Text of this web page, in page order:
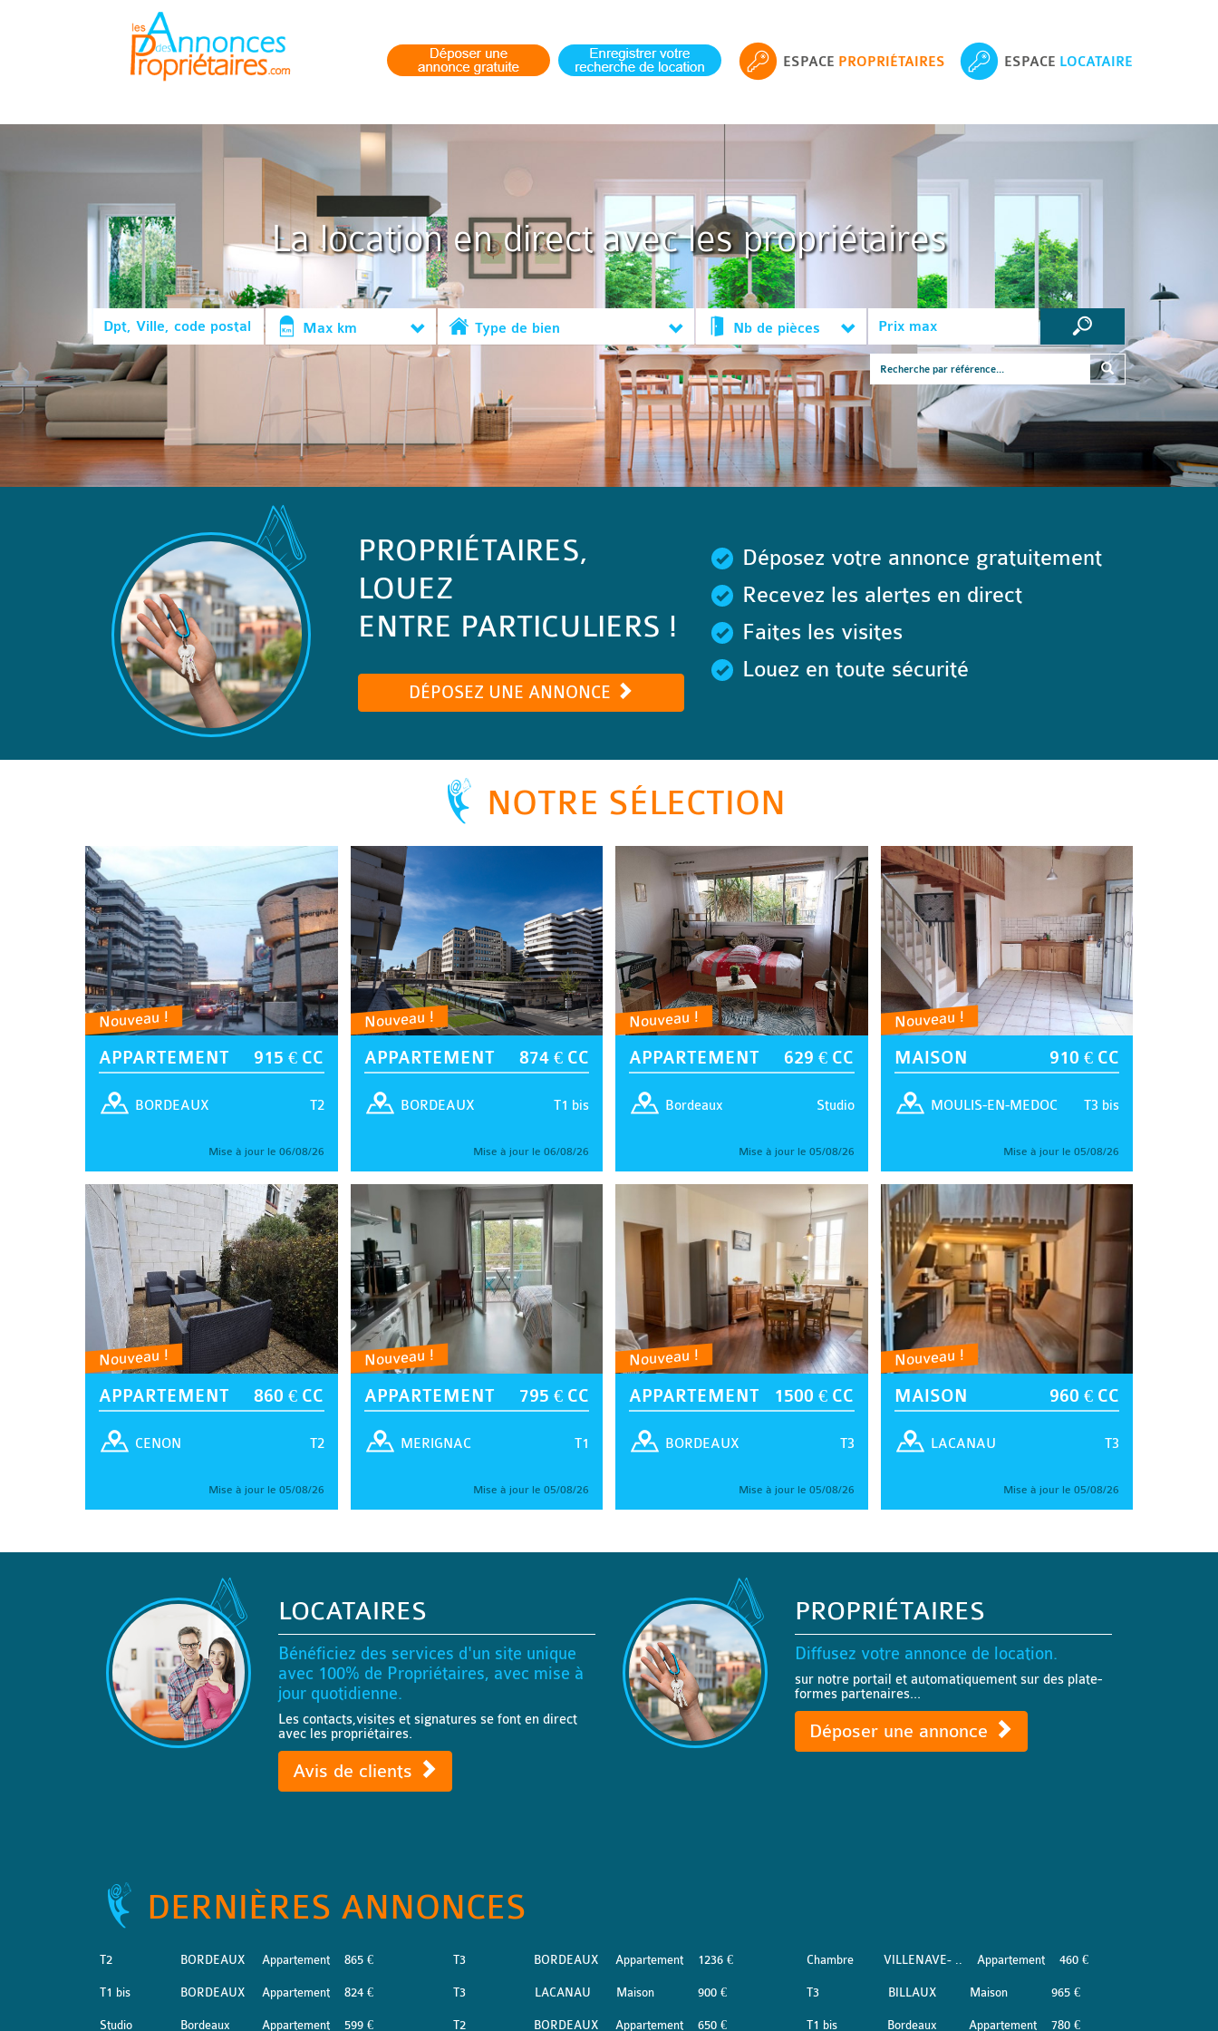
ESPACE PROPRIÉTAIRES ESPACE LOCATAIRE
La location en direct avec les propriétaires
Max km Type de bien Nb de pièces
PROPRIÉTAIRES,
LOUEZ
ENTRE PARTICULIERS !
DÉPOSEZ UNE ANNONCE
Déposez votre annonce gratuitement
Recevez les alertes en direct
Faites les visites
Louez en toute sécurité
NOTRE SÉLECTION
Nouveau !
APPARTEMENT 915 € CC
T2
BORDEAUX
Mise à jour le 06/08/26
Nouveau !
APPARTEMENT 874 € CC
T1 bis
BORDEAUX
Mise à jour le 06/08/26
Nouveau !
APPARTEMENT 629 € CC
Studio
Bordeaux
Mise à jour le 05/08/26
Nouveau !
MAISON 910 € CC
T3 bis
MOULIS-EN-MEDOC
Mise à jour le 05/08/26
Nouveau !
APPARTEMENT 860 € CC
T2
CENON
Mise à jour le 05/08/26
Nouveau !
APPARTEMENT 795 € CC
T1
MERIGNAC
Mise à jour le 05/08/26
Nouveau !
APPARTEMENT 1500 € CC
T3
BORDEAUX
Mise à jour le 05/08/26
Nouveau !
MAISON 960 € CC
T3
LACANAU
Mise à jour le 05/08/26
LOCATAIRES
Bénéficiez des services d'un site unique
avec 100% de Propriétaires, avec mise à
jour quotidienne.
Les contacts,visites et signatures se font en direct
avec les propriétaires.
Avis de clients
PROPRIÉTAIRES
Diffusez votre annonce de location.
sur notre portail et automatiquement sur des plate-
formes partenaires...
Déposer une annonce
DERNIÈRES ANNONCES
T2 BORDEAUX Appartement 865 €
T1 bis BORDEAUX Appartement 824 €
Studio Bordeaux Appartement 599 €
T3 BORDEAUX Appartement 1236 €
T3 LACANAU Maison 900 €
T2 BORDEAUX Appartement 650 €
Chambre VILLENAVE- .. Appartement 460 €
T3 BILLAUX Maison 965 €
T1 bis Bordeaux Appartement 780 €